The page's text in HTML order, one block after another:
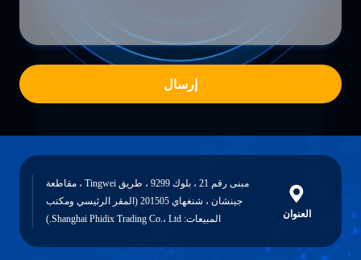
إرسال
العنوان
مبنى رقم 21 ، بلوك 9299 ، طريق Tingwei ، مقاطعة
جينشان ، شنغهاي 201505 (المقر الرئيسي ومكتب
المبيعات: Shanghai Phidix Trading Co.، Ltd.)